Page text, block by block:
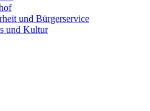
und Bürgerservice
und Kultur